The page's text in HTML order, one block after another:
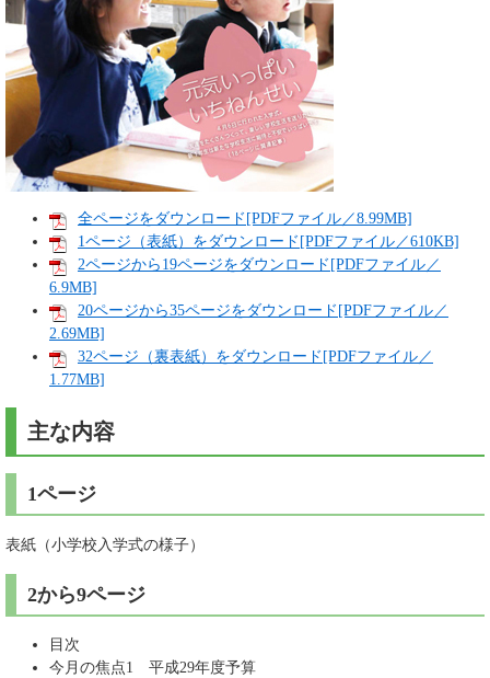
全ページをダウンロード[PDFファイル／8.99MB]
1ページ（表紙）をダウンロード[PDFファイル／610KB]
2ページから19ページをダウンロード[PDFファイル／
6.9MB]
20ページから35ページをダウンロード[PDFファイル／
2.69MB]
32ページ（裏表紙）をダウンロード[PDFファイル／
1.77MB]
主な内容
1ページ
表紙（小学校入学式の様子）
2から9ページ
目次
今月の焦点1 平成29年度予算